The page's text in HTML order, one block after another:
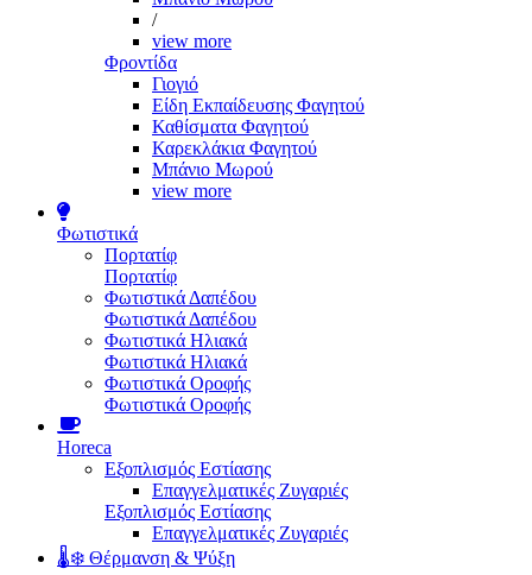
/
view more
Φροντίδα
Γιογιό
Είδη Εκπαίδευσης Φαγητού
Καθίσματα Φαγητού
Καρεκλάκια Φαγητού
Μπάνιο Μωρού
view more
Φωτιστικά
Πορτατίφ
Πορτατίφ
Φωτιστικά Δαπέδου
Φωτιστικά Δαπέδου
Φωτιστικά Ηλιακά
Φωτιστικά Ηλιακά
Φωτιστικά Οροφής
Φωτιστικά Οροφής
Horeca
Εξοπλισμός Εστίασης
Επαγγελματικές Ζυγαριές
Εξοπλισμός Εστίασης
Επαγγελματικές Ζυγαριές
🌡️❄️ Θέρμανση & Ψύξη